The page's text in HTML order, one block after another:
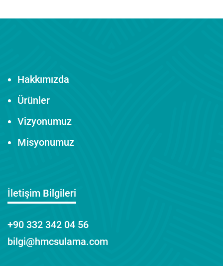
Hakkımızda
Ürünler
Vizyonumuz
Misyonumuz
İletişim Bilgileri
+90 332 342 04 56
bilgi@hmcsulama.com